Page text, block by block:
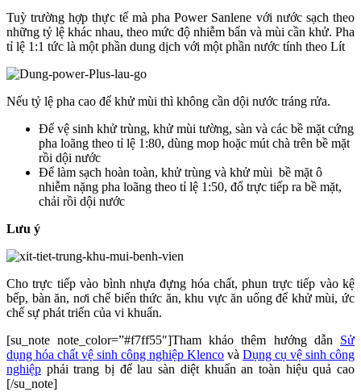
Tuỳ trường hợp thực tế mà pha Power Sanlene với nước sạch theo
những tỷ lệ khác nhau, theo mức độ nhiễm bẩn và mùi cần khử. Pha
tỉ lệ 1:1 tức là một phần dung dịch với một phần nước tính theo Lít
Nếu tỷ lệ pha cao để khử mùi thì không cần dội nước tráng rửa.
Để vệ sinh khử trùng, khử mùi tường, sàn và các bề mặt cứng
pha loãng theo tỉ lệ 1:80, dùng mop hoặc mút chà trên bề mặt
rồi dội nước
Để làm sạch hoàn toàn, khử trùng và khử mùi bề mặt ô
nhiễm nặng pha loãng theo tỉ lệ 1:50, đổ trực tiếp ra bề mặt,
chải rồi dội nước
Lưu ý
Cho trực tiếp vào bình nhựa đựng hóa chất, phun trực tiếp vào kệ
bếp, bàn ăn, nơi chế biến thức ăn, khu vực ăn uống để khử mùi, ức
chế sự phát triển của vi khuẩn.
[su_note note_color=”#f7ff55″]Tham khảo thêm hướng dẫn Sử
dụng hóa chất vệ sinh công nghiệp Klenco và Dụng cụ vệ sinh công
nghiệp phải trang bị để lau sàn diệt khuẩn an toàn hiệu quả cao
[/su_note]